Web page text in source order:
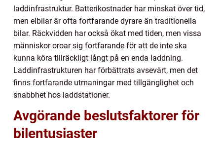
laddinfrastruktur. Batterikostnader har minskat över tid,
men elbilar är ofta fortfarande dyrare än traditionella
bilar. Räckvidden har också ökat med tiden, men vissa
människor oroar sig fortfarande för att de inte ska
kunna köra tillräckligt långt på en enda laddning.
Laddinfrastrukturen har förbättrats avsevärt, men det
finns fortfarande utmaningar med tillgänglighet och
snabbhet hos laddstationer.
Avgörande beslutsfaktorer för
bilentusiaster